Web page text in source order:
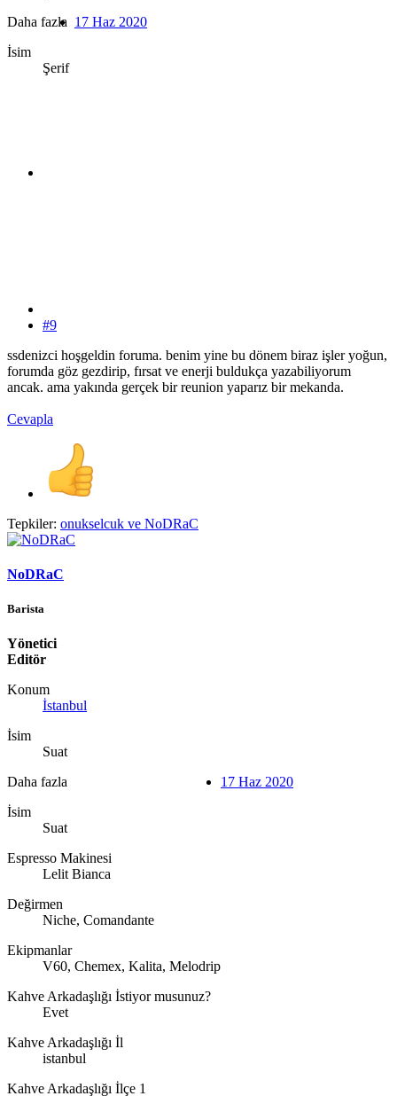
Daha fazla
İsim
Şerif
17 Haz 2020
#9
ssdenizci hoşgeldin foruma. benim yine bu dönem biraz işler yoğun,
forumda göz gezdirip, fırsat ve enerji buldukça yazabiliyorum
ancak. ama yakında gerçek bir reunion yaparız bir mekanda.
Cevapla
Tepkiler: onukselcuk ve NoDRaC
NoDRaC
Barista
Yönetici
Editör
Konum
İstanbul
İsim
Suat
Daha fazla
İsim
Suat
Espresso Makinesi
Lelit Bianca
Değirmen
Niche, Comandante
Ekipmanlar
V60, Chemex, Kalita, Melodrip
Kahve Arkadaşlığı İstiyor musunuz?
Evet
Kahve Arkadaşlığı İl
istanbul
Kahve Arkadaşlığı İlçe 1
17 Haz 2020